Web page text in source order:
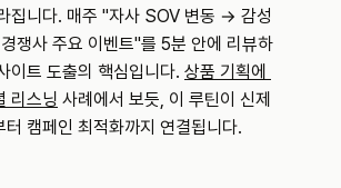
집니다. 매주 "자사 SOV 변동 → 감성
쟁사 주요 이벤트"를 5분 안에 리뷰하
이트 도출의 핵심입니다. 상품 기획에
리스닝 사례에서 보듯, 이 루틴이 신제
터 캠페인 최적화까지 연결됩니다.